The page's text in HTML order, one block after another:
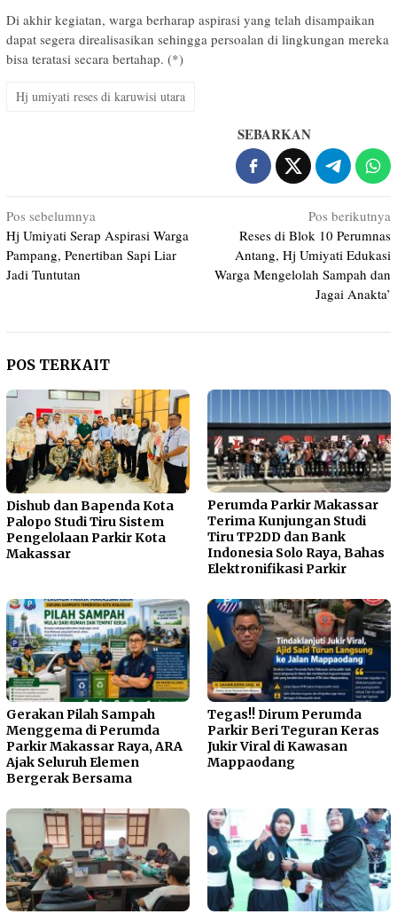
Di akhir kegiatan, warga berharap aspirasi yang telah disampaikan
dapat segera direalisasikan sehingga persoalan di lingkungan mereka
bisa teratasi secara bertahap. (*)
Hj umiyati reses di karuwisi utara
SEBARKAN
Navigasi
pos
Pos sebelumnya
Hj Umiyati Serap Aspirasi Warga
Pampang, Penertiban Sapi Liar
Jadi Tuntutan
Pos berikutnya
Reses di Blok 10 Perumnas
Antang, Hj Umiyati Edukasi
Warga Mengelolah Sampah dan
Jagai Anakta’
POS TERKAIT
Dishub dan Bapenda Kota
Palopo Studi Tiru Sistem
Pengelolaan Parkir Kota
Makassar
Perumda Parkir Makassar
Terima Kunjungan Studi
Tiru TP2DD dan Bank
Indonesia Solo Raya, Bahas
Elektronifikasi Parkir
Gerakan Pilah Sampah
Menggema di Perumda
Parkir Makassar Raya, ARA
Ajak Seluruh Elemen
Bergerak Bersama
Tegas!! Dirum Perumda
Parkir Beri Teguran Keras
Jukir Viral di Kawasan
Mappaodang